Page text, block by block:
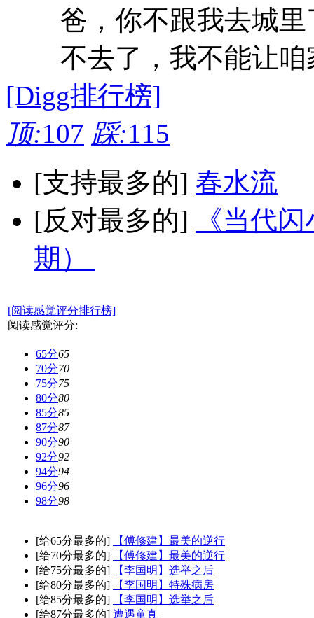
爸，你不跟我去城里
不去了，我不能让咱
[Digg排行榜]
顶:107 踩:115
[支持最多的] 春水流
[反对最多的]
《当代
期）
[阅读感觉评分排行榜]
阅读感觉评分:
65分65
70分70
75分75
80分80
85分85
87分87
90分90
92分92
94分94
96分96
98分98
[给65分最多的]
【傅修建】最美的逆行
[给70分最多的]
【傅修建】最美的逆行
[给75分最多的]
【李国明】选举之后
[给80分最多的]
【李国明】特殊病房
[给85分最多的]
【李国明】选举之后
[给87分最多的] 遭遇童真